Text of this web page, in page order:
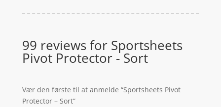
99 reviews for Sportsheets
Pivot Protector - Sort
Vær den første til at anmelde “Sportsheets Pivot
Protector – Sort”